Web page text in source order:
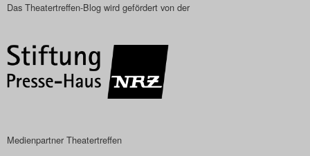
Das Theatertreffen-Blog wird gefördert von der
Medienpartner Theatertreffen